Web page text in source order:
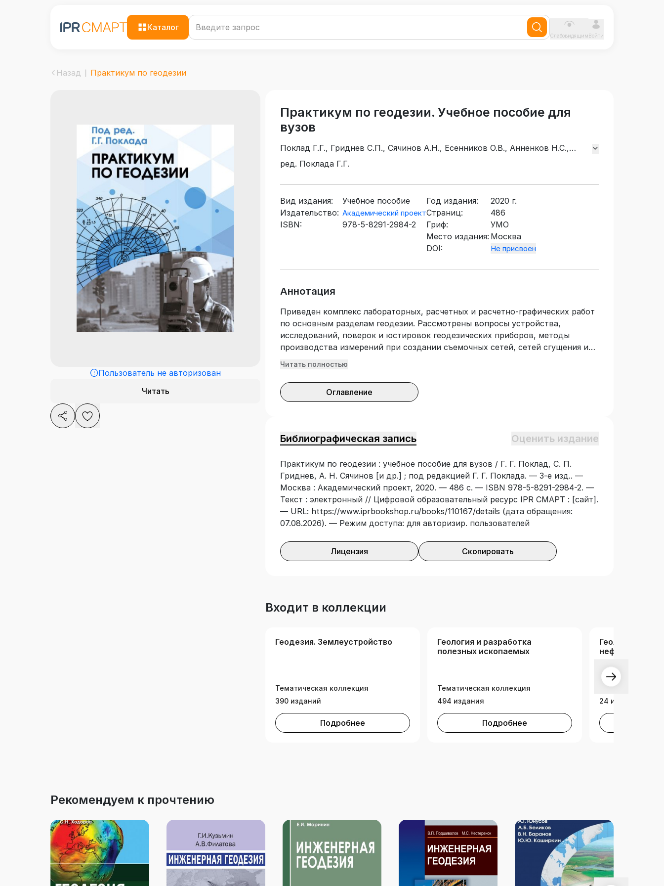
Каталог
СлабовидящимВойти
Назад Практикум по геодезии
Пользователь не авторизован
Читать
Практикум по геодезии. Учебное пособие для
вузов
Поклад Г.Г., Гриднев С.П., Сячинов А.Н., Есенников О.В., Анненков Н.С.,
Чучукин Н.А.
ред. Поклада Г.Г.
Вид издания:
Учебное пособие
Издательство: Академический проект
ISBN: 978-5-8291-2984-2
Год издания:
2020 г.
Страниц:
486
Гриф:
УМО
Место издания: Москва
DOI:
Не присвоен
Аннотация
Приведен комплекс лабораторных, расчетных и расчетно-графических работ
по основным разделам геодезии. Рассмотрены вопросы устройства,
исследований, поверок и юстировок геодезических приборов, методы
производства измерений при создании съемочных сетей, сетей сгущения и
выполнения топографических съемок, обработки результатов измерений с
решения инженерных задач. Особое внимание уделено изучению новых
электронных геодезических приборов и методов их использования для
Предусмотрено повариантное выполнение заданий. Для студентов очного и
других специальностей, изучающих геодезию; книга может быть также
полезна для работников геодезического производства.
Читать полностью
Оглавление
Библиографическая запись Оценить издание
Практикум по геодезии : учебное пособие для вузов / Г. Г. Поклад, С. П.
Гриднев, А. Н. Сячинов [и др.] ; под редакцией Г. Г. Поклада. — 3-е изд.. —
Москва : Академический проект, 2020. — 486 с. — ISBN 978-5-8291-2984-2. —
Текст : электронный // Цифровой образовательный ресурс IPR СМАРТ : [сайт].
— URL: https://www.iprbookshop.ru/books/110167/details (дата обращения:
07.08.2026). — Режим доступа: для авторизир. пользователей
Лицензия Скопировать
Входит в коллекции
Геодезия. Землеустройство
Тематическая коллекция
390 изданий
Подробнее
Геология и разработка
полезных ископаемых
Тематическая коллекция
494 издания
Подробнее
Геология,
нефтегазовое
Издательская
Академический
24 издания
Рекомендуем к прочтению